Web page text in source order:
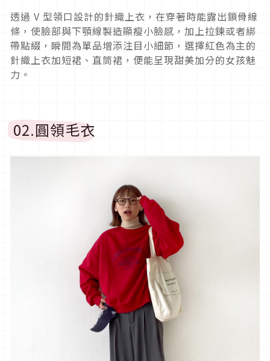
透過 V 型領口設計的針織上衣，在穿著時能露出鎖骨線
條，使臉部與下顎線製造顯瘦小臉感，加上拉鍊或者綁
帶點綴，瞬間為單品增添注目小細節，選擇紅色為主的
針織上衣加短裙、直筒裙，便能呈現甜美加分的女孩魅
力。
02.圓領毛衣